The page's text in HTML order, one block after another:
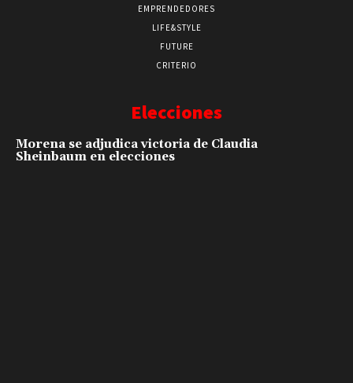
EMPRENDEDORES
LIFE&STYLE
FUTURE
CRITERIO
Elecciones
Morena se adjudica victoria de Claudia
Sheinbaum en elecciones